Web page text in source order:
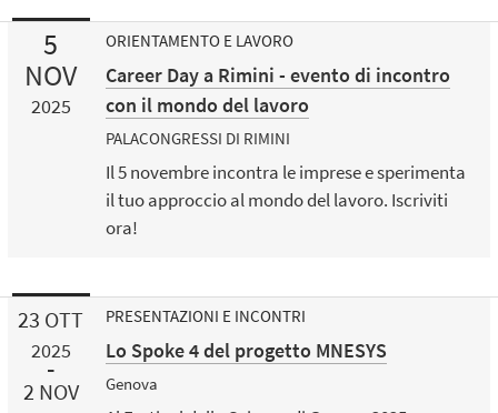
5
NOV
2025
ORIENTAMENTO E LAVORO
Career Day a Rimini - evento di incontro
con il mondo del lavoro
PALACONGRESSI DI RIMINI
Il 5 novembre incontra le imprese e sperimenta
il tuo approccio al mondo del lavoro. Iscriviti
ora!
23 OTT
2025
2 NOV
PRESENTAZIONI E INCONTRI
Lo Spoke 4 del progetto MNESYS
Genova